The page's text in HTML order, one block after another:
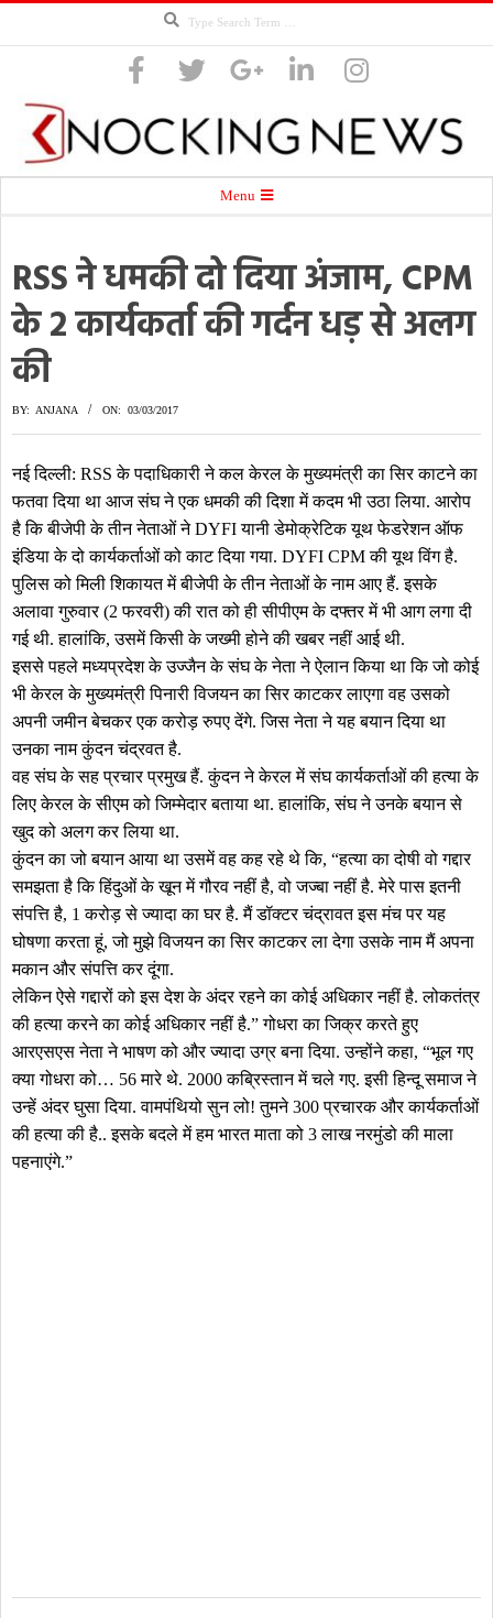
Knocking
News
Menu
RSS ने धमकी दो दिया अंजाम, CPM
के 2 कार्यकर्ता की गर्दन धड़ से अलग
की
BY: ANJANA ON: 03/03/2017
नई दिल्ली: RSS के पदाधिकारी ने कल केरल के मुख्यमंत्री का सिर काटने का
फतवा दिया था आज संघ ने एक धमकी की दिशा में कदम भी उठा लिया. आरोप
है कि बीजेपी के तीन नेताओं ने DYFI यानी डेमोक्रेटिक यूथ फेडरेशन ऑफ
इंडिया के दो कार्यकर्ताओं को काट दिया गया. DYFI CPM की यूथ विंग है.
पुलिस को मिली शिकायत में बीजेपी के तीन नेताओं के नाम आए हैं. इसके
अलावा गुरुवार (2 फरवरी) की रात को ही सीपीएम के दफ्तर में भी आग लगा दी
गई थी. हालांकि, उसमें किसी के जख्मी होने की खबर नहीं आई थी.
इससे पहले मध्यप्रदेश के उज्जैन के संघ के नेता ने ऐलान किया था कि जो कोई
भी केरल के मुख्यमंत्री पिनारी विजयन का सिर काटकर लाएगा वह उसको
अपनी जमीन बेचकर एक करोड़ रुपए देंगे. जिस नेता ने यह बयान दिया था
उनका नाम कुंदन चंद्रवत है.
वह संघ के सह प्रचार प्रमुख हैं. कुंदन ने केरल में संघ कार्यकर्ताओं की हत्या के
लिए केरल के सीएम को जिम्मेदार बताया था. हालांकि, संघ ने उनके बयान से
खुद को अलग कर लिया था.
कुंदन का जो बयान आया था उसमें वह कह रहे थे कि, “हत्या का दोषी वो गद्दार
समझता है कि हिंदुओं के खून में गौरव नहीं है, वो जज्बा नहीं है. मेरे पास इतनी
संपत्ति है, 1 करोड़ से ज्यादा का घर है. मैं डॉक्टर चंद्रावत इस मंच पर यह
घोषणा करता हूं, जो मुझे विजयन का सिर काटकर ला देगा उसके नाम मैं अपना
मकान और संपत्ति कर दूंगा.
लेकिन ऐसे गद्दारों को इस देश के अंदर रहने का कोई अधिकार नहीं है. लोकतंत्र
की हत्या करने का कोई अधिकार नहीं है.” गोधरा का जिक्र करते हुए
आरएसएस नेता ने भाषण को और ज्यादा उग्र बना दिया. उन्होंने कहा, “भूल गए
क्या गोधरा को… 56 मारे थे. 2000 कब्रिस्तान में चले गए. इसी हिन्दू समाज ने
उन्हें अंदर घुसा दिया. वामपंथियो सुन लो! तुमने 300 प्रचारक और कार्यकर्ताओं
की हत्या की है.. इसके बदले में हम भारत माता को 3 लाख नरमुंडो की माला
पहनाएंगे.”